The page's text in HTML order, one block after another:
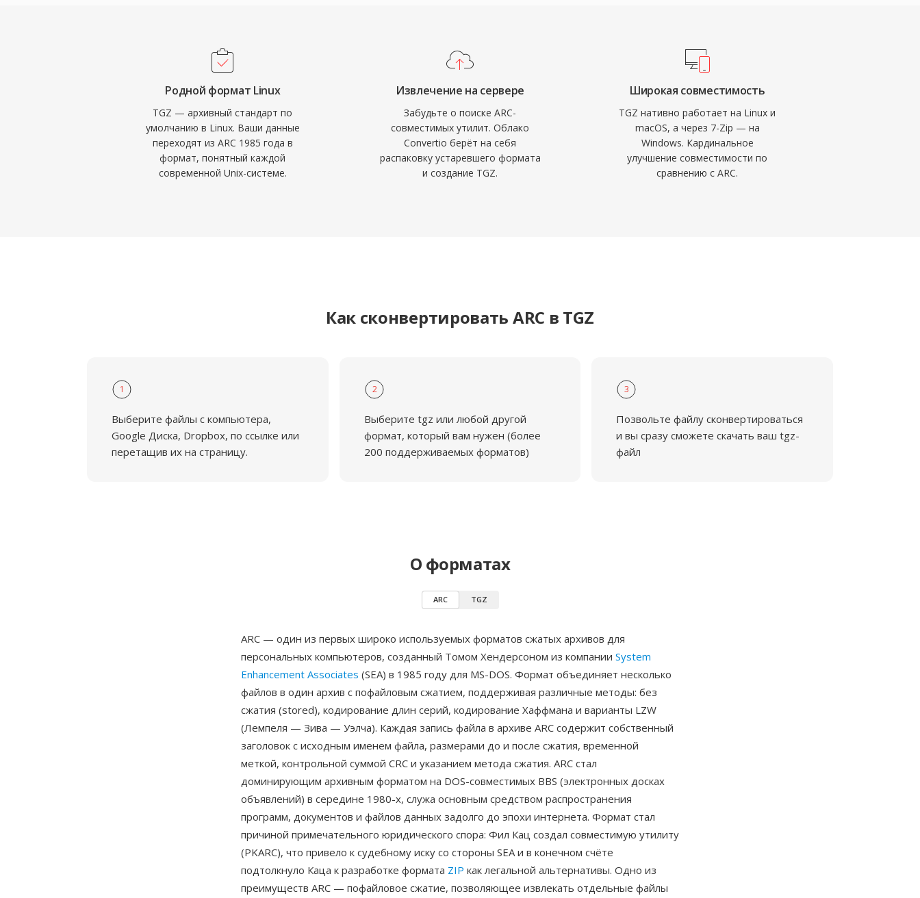
Родной формат Linux
TGZ — архивный стандарт по
умолчанию в Linux. Ваши данные
переходят из ARC 1985 года в
формат, понятный каждой
современной Unix-системе.
Извлечение на сервере
Забудьте о поиске ARC-
совместимых утилит. Облако
Convertio берёт на себя
распаковку устаревшего формата
и создание TGZ.
Широкая совместимость
TGZ нативно работает на Linux и
macOS, а через 7-Zip — на
Windows. Кардинальное
улучшение совместимости по
сравнению с ARC.
Как сконвертировать ARC в TGZ
1
Выберите файлы с компьютера,
Google Диска, Dropbox, по ссылке или
перетащив их на страницу.
2
Выберите tgz или любой другой
формат, который вам нужен (более
200 поддерживаемых форматов)
3
Позвольте файлу сконвертироваться
и вы сразу сможете скачать ваш tgz-
файл
О форматах
ARC TGZ
ARC — один из первых широко используемых форматов сжатых архивов для
персональных компьютеров, созданный Томом Хендерсоном из компании System
Enhancement Associates (SEA) в 1985 году для MS-DOS. Формат объединяет несколько
файлов в один архив с пофайловым сжатием, поддерживая различные методы: без
сжатия (stored), кодирование длин серий, кодирование Хаффмана и варианты LZW
(Лемпеля — Зива — Уэлча). Каждая запись файла в архиве ARC содержит собственный
заголовок с исходным именем файла, размерами до и после сжатия, временной
меткой, контрольной суммой CRC и указанием метода сжатия. ARC стал
доминирующим архивным форматом на DOS-совместимых BBS (электронных досках
объявлений) в середине 1980-х, служа основным средством распространения
программ, документов и файлов данных задолго до эпохи интернета. Формат стал
причиной примечательного юридического спора: Фил Кац создал совместимую утилиту
(PKARC), что привело к судебному иску со стороны SEA и в конечном счёте
подтолкнуло Каца к разработке формата ZIP как легальной альтернативы. Одно из
преимуществ ARC — пофайловое сжатие, позволяющее извлекать отдельные файлы